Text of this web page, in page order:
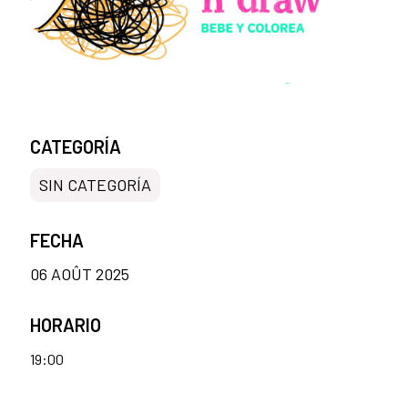
CATEGORÍA
SIN CATEGORÍA
FECHA
06 AOÛT 2025
HORARIO
19:00